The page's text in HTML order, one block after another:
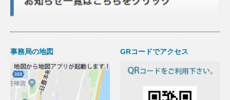
事務局の地図 GRコードでアクセス